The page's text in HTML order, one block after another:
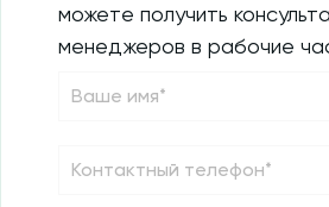
можете получить
менеджеров в рабочие